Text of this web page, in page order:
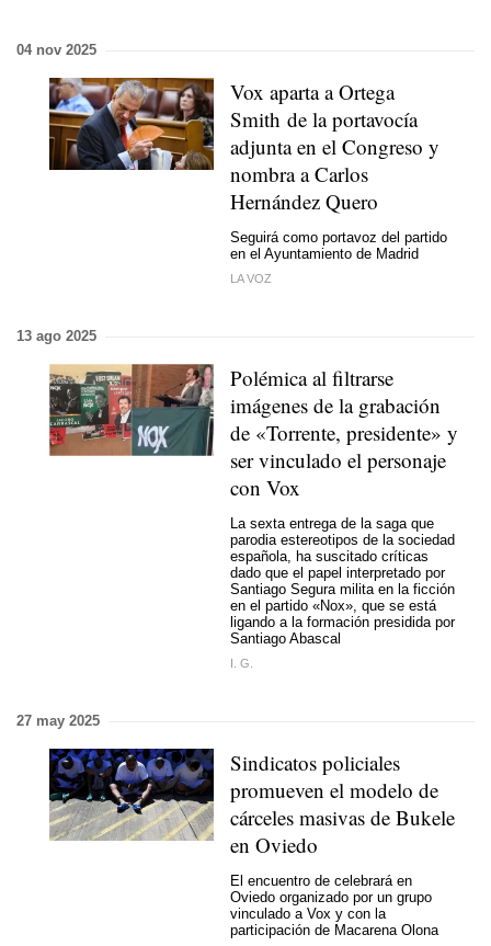
04 nov 2025
Vox aparta a Ortega
Smith de la portavocía
adjunta en el Congreso y
nombra a Carlos
Hernández Quero
Seguirá como portavoz del partido
en el Ayuntamiento de Madrid
LA VOZ
13 ago 2025
Polémica al filtrarse
imágenes de la grabación
de «Torrente, presidente» y
ser vinculado el personaje
con Vox
La sexta entrega de la saga que
parodia estereotipos de la sociedad
española, ha suscitado críticas
dado que el papel interpretado por
Santiago Segura milita en la ficción
en el partido «Nox», que se está
ligando a la formación presidida por
Santiago Abascal
I. G.
27 may 2025
Sindicatos policiales
promueven el modelo de
cárceles masivas de Bukele
en Oviedo
El encuentro de celebrará en
Oviedo organizado por un grupo
vinculado a Vox y con la
participación de Macarena Olona